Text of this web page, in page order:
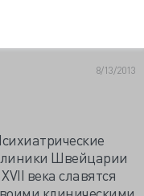
8/13/2013
Швейцарии
века славятся